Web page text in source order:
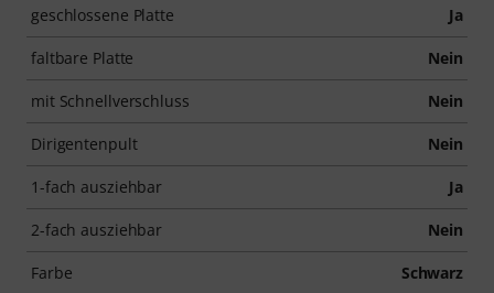
geschlossene Platte Ja
faltbare Platte Nein
mit Schnellverschluss Nein
Dirigentenpult Nein
1-fach ausziehbar Ja
2-fach ausziehbar Nein
Farbe Schwarz